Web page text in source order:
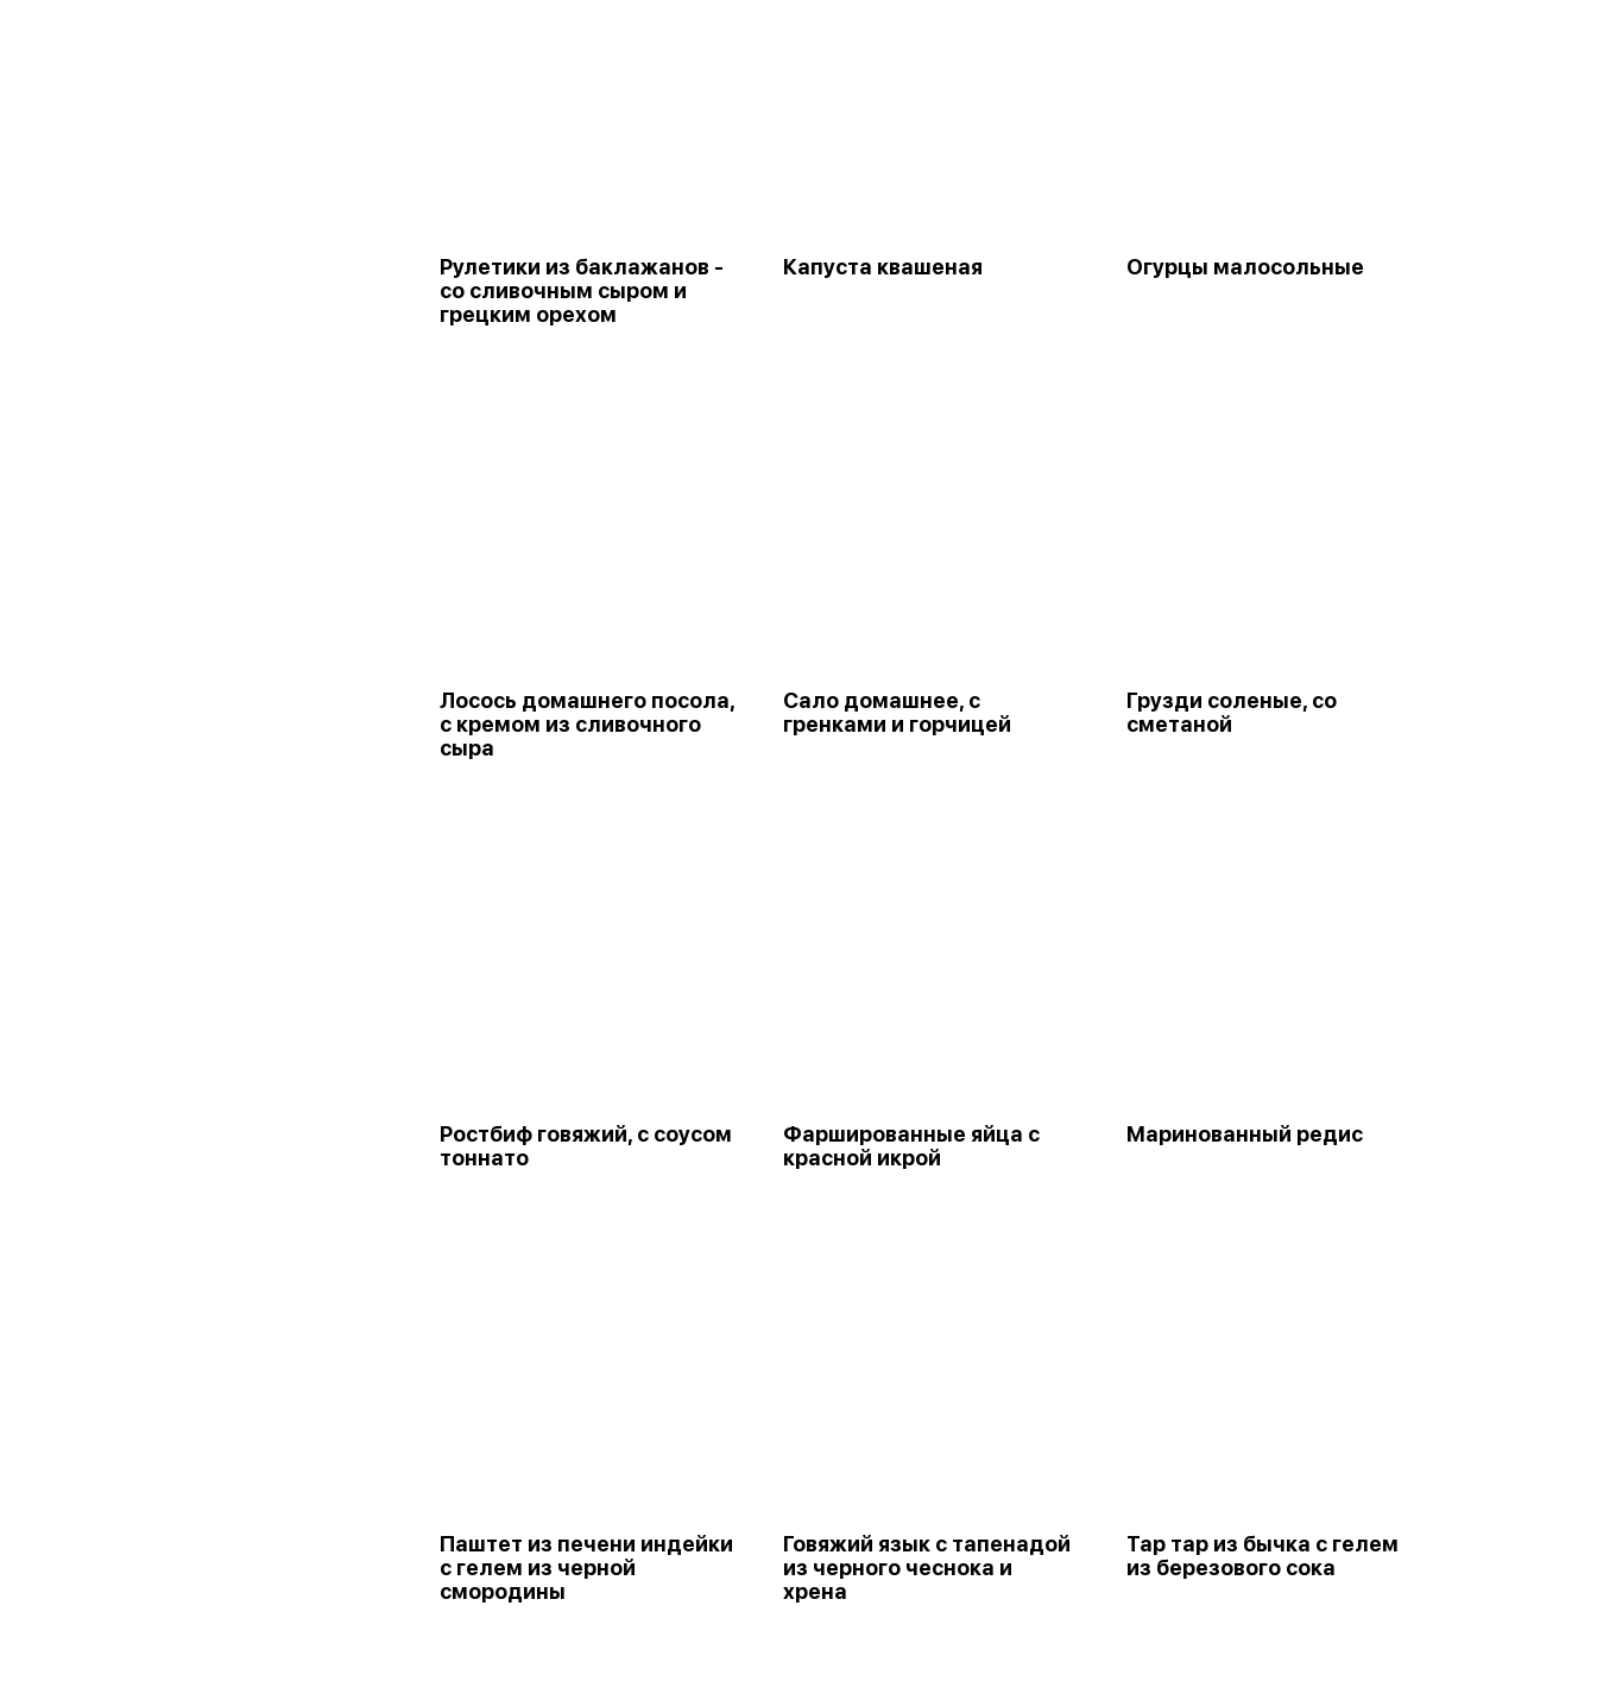
Рулетики из баклажанов -
со сливочным сыром и
грецким орехом
Капуста квашеная Огурцы малосольные
Лосось домашнего посола,
с кремом из сливочного
сыра
Сало домашнее, с
гренками и горчицей
Грузди соленые, со
сметаной
Ростбиф говяжий, с соусом
тоннато
Фаршированные яйца с
красной икрой
Маринованный редис
Паштет из печени индейки
с гелем из черной
смородины
Говяжий язык с тапенадой
из черного чеснока и
хрена
Тар тар из бычка с гелем
из березового сока